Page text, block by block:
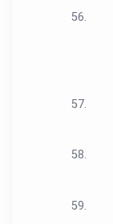
56.
57.
58.
59.